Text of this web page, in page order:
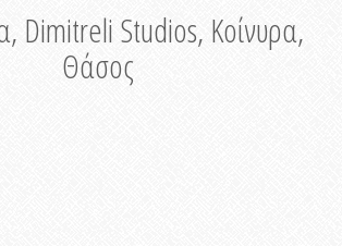
Dimitreli Studios, Κοίνυρα,
Θάσος